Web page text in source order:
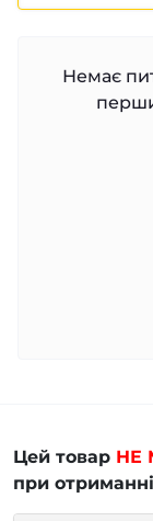
Немає
Цей товар НЕ
при